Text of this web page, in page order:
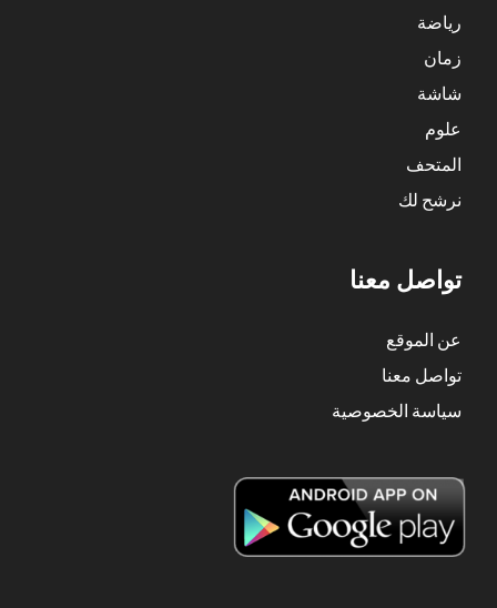
رياضة
زمان
شاشة
علوم
المتحف
نرشح لك
تواصل معنا
عن الموقع
تواصل معنا
سياسة الخصوصية